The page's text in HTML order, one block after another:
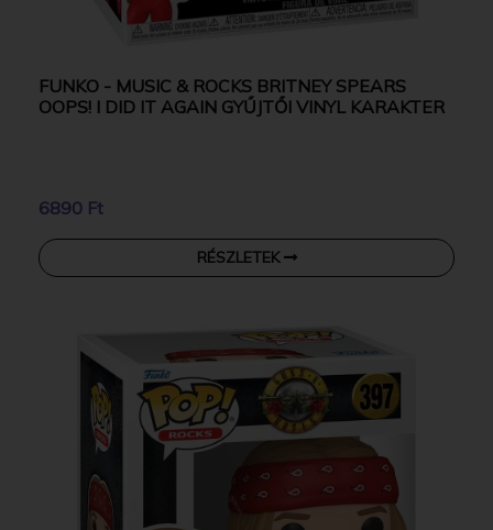
FUNKO - MUSIC & ROCKS BRITNEY SPEARS
OOPS! I DID IT AGAIN GYŰJTŐI VINYL KARAKTER
6890 Ft
RÉSZLETEK